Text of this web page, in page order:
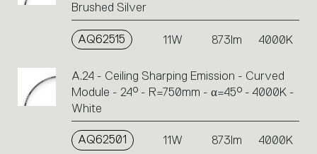
Brushed Silver
AQ62515 11W 873lm 4000K
A.24 - Ceiling Sharping Emission - Curved
Module - 24° - R=750mm - α=45° - 4000K -
White
AQ62501 11W 873lm 4000K